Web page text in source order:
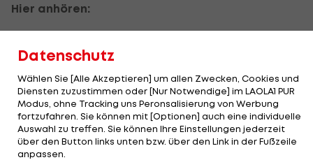
Hier anhören:
Datenschutz
Wählen Sie [Alle Akzeptieren] um allen Zwecken, Cookies und
Diensten zuzustimmen oder [Nur Notwendige] im LAOLA1 PUR
Modus, ohne Tracking uns Peronsalisierung von Werbung
fortzufahren. Sie können mit [Optionen] auch eine individuelle
Auswahl zu treffen. Sie können Ihre Einstellungen jederzeit
über den Button links unten bzw. über den Link in der Fußzeile
anpassen.